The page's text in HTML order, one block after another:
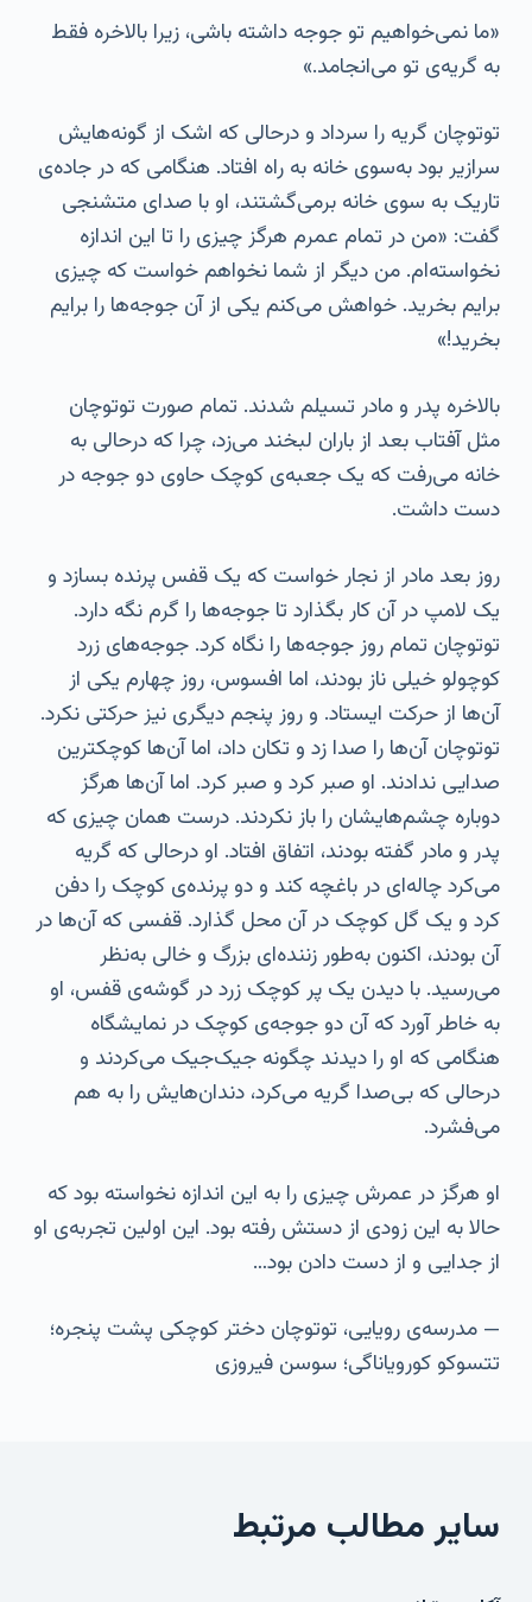
«ما نمی‌خواهیم تو جوجه داشته باشی، زیرا بالاخره فقط
به گریه‌ی تو می‌انجامد.»
توتوچان گریه را سرداد و درحالی که اشک از گونه‌هایش
سرازیر بود به‌سوی خانه به راه افتاد. هنگامی که در جاده‌ی
تاریک به سوی خانه برمی‌گشتند، او با صدای متشنجی
گفت: «من در تمام عمرم هرگز چیزی را تا این اندازه
نخواسته‌ام. من دیگر از شما نخواهم خواست که چیزی
برایم بخرید. خواهش می‌کنم یکی از آن جوجه‌ها را برایم
بخرید!»
بالاخره پدر و مادر تسیلم شدند. تمام صورت توتوچان
مثل آفتاب بعد از باران لبخند می‌زد، چرا که درحالی به
خانه می‌رفت که یک جعبه‌ی کوچک حاوی دو جوجه در
دست داشت.
روز بعد مادر از نجار خواست که یک قفس پرنده بسازد و
یک لامپ در آن کار بگذارد تا جوجه‌ها را گرم نگه دارد.
توتوچان تمام روز جوجه‌ها را نگاه کرد. جوجه‌های زرد
کوچولو خیلی ناز بودند، اما افسوس، روز چهارم یکی از
آن‌ها از حرکت ایستاد. و روز پنجم دیگری نیز حرکتی نکرد.
توتوچان آن‌ها را صدا زد و تکان داد، اما آن‌ها کوچکترین
صدایی ندادند. او صبر کرد و صبر کرد. اما آن‌ها هرگز
دوباره چشم‌هایشان را باز نکردند. درست همان چیزی که
پدر و مادر گفته بودند، اتفاق افتاد. او درحالی که گریه
می‌کرد چاله‌ای در باغچه کند و دو پرنده‌ی کوچک را دفن
کرد و یک گل کوچک در آن محل گذارد. قفسی که آن‌ها در
آن بودند، اکنون به‌طور زننده‌ای بزرگ و خالی به‌نظر
می‌رسید. با دیدن یک پر کوچک زرد در گوشه‌ی قفس، او
به خاطر آورد که آن دو جوجه‌ی کوچک در نمایشگاه
هنگامی که او را دیدند چگونه جیک‌جیک می‌کردند و
درحالی که بی‌صدا گریه می‌کرد، دندان‌هایش را به هم
می‌فشرد.
او هرگز در عمرش چیزی را به این اندازه نخواسته بود که
حالا به این زودی از دستش رفته بود. این اولین تجربه‌ی او
از جدایی و از دست دادن بود…
— مدرسه‌ی رویایی، توتوچان دختر کوچکی پشت پنجره؛
تتسوکو کورویاناگی؛ سوسن فیروزی
سایر مطالب مرتبط